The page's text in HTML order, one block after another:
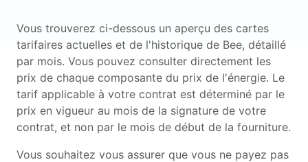
Vous trouverez ci-dessous un aperçu des cartes
tarifaires actuelles et de l'historique de Bee, détaillé
par mois. Vous pouvez consulter directement les
prix de chaque composante du prix de l'énergie. Le
tarif applicable à votre contrat est déterminé par le
prix en vigueur au mois de la signature de votre
contrat, et non par le mois de début de la fourniture.
Vous souhaitez vous assurer que vous ne payez pas